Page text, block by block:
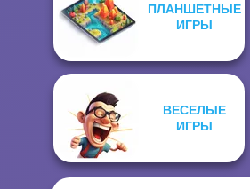
ПЛАНШЕТНЫЕ
ИГРЫ
ВЕСЕЛЫЕ
ИГРЫ